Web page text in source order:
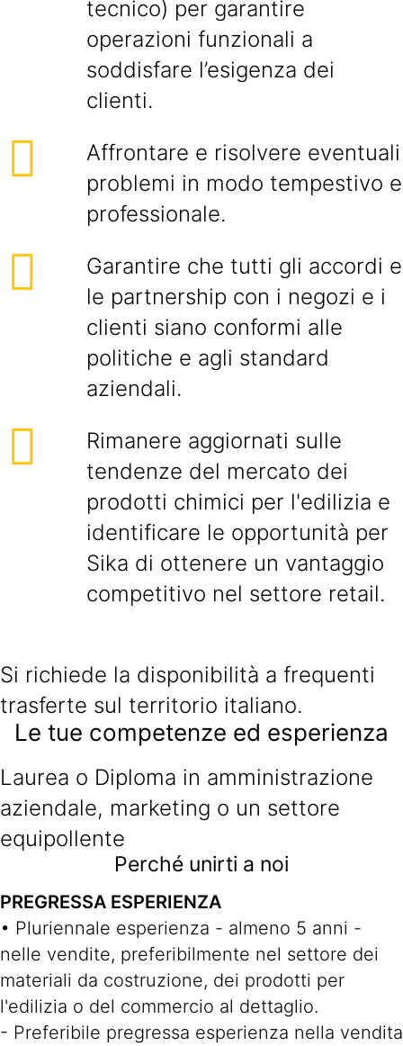
tecnico) per garantire
operazioni funzionali a
soddisfare l’esigenza dei
clienti.
Affrontare e risolvere eventuali
problemi in modo tempestivo e
professionale.
Garantire che tutti gli accordi e
le partnership con i negozi e i
clienti siano conformi alle
politiche e agli standard
aziendali.
Rimanere aggiornati sulle
tendenze del mercato dei
prodotti chimici per l'edilizia e
identificare le opportunità per
Sika di ottenere un vantaggio
competitivo nel settore retail.
Si richiede la disponibilità a frequenti
trasferte sul territorio italiano.
Le tue competenze ed esperienza
Laurea o Diploma in amministrazione
aziendale, marketing o un settore
equipollente
Perché unirti a noi
PREGRESSA ESPERIENZA
• Pluriennale esperienza - almeno 5 anni -
nelle vendite, preferibilmente nel settore dei
materiali da costruzione, dei prodotti per
l'edilizia o del commercio al dettaglio.
- Preferibile pregressa esperienza nella vendita